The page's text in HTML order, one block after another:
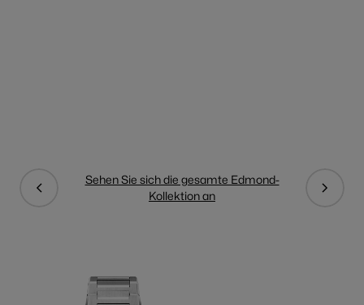
Sehen Sie sich die gesamte Edmond-
Kollektion an